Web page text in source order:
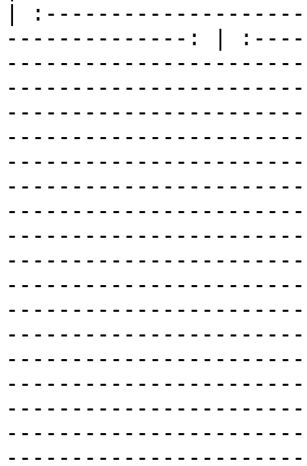
|
--------------: |